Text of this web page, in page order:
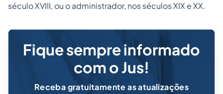
século XVIII, ou o administrador, nos séculos XIX e XX.
Fique sempre informado
com o Jus!
Receba gratuitamente as atualizações